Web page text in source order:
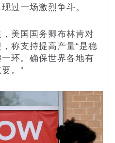
过一场激烈争斗。
美国国务卿布林肯对
称支持提高产量“是稳
环。确保世界各地有
。”